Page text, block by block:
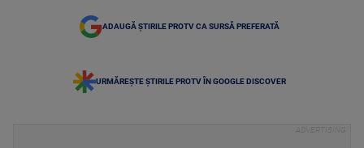
ADAUGĂ ȘTIRILE PROTV CA SURSĂ PREFERATĂ
URMĂREȘTE ȘTIRILE PROTV ÎN GOOGLE DISCOVER